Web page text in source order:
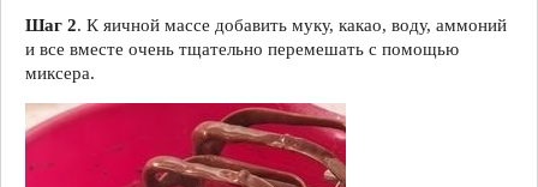
Шаг 2. К яичной массе добавить муку, какао, воду, аммоний
и все вместе очень тщательно перемешать с помощью
миксера.